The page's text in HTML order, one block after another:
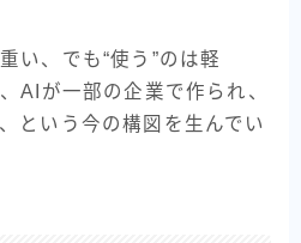
い、でも“使う”のは軽
AIが一部の企業で作られ、
という今の構図を生んでい